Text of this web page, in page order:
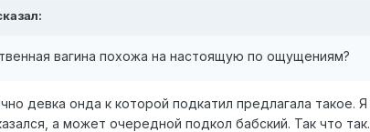
вагина похожа на настоящую по ощущениям?
девка онда к которой подкатил предлагала такое.
а может очередной подкол бабский. Так что так.